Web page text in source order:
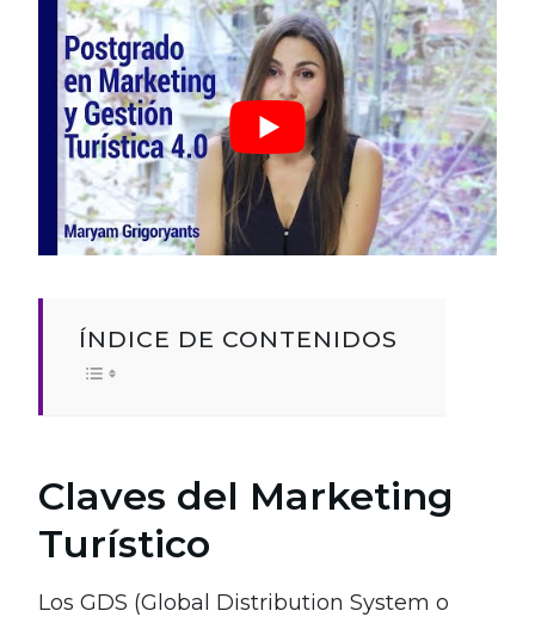
ÍNDICE DE CONTENIDOS
Claves del Marketing
Turístico
Los GDS (Global Distribution System o